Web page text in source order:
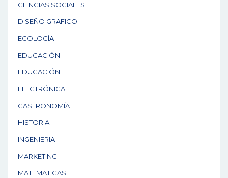
CIENCIAS SOCIALES
DISEÑO GRAFICO
ECOLOGÍA
EDUCACIÓN
EDUCACIÓN
ELECTRÓNICA
GASTRONOMÍA
HISTORIA
INGENIERIA
MARKETING
MATEMATICAS